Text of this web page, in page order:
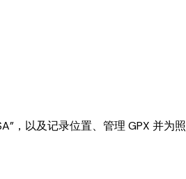
以及记录位置、管理 GPX 并为